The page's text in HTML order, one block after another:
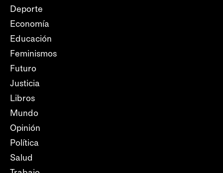
Deporte
Economía
Educación
Feminismos
Futuro
Justicia
Libros
Mundo
Opinión
Política
Salud